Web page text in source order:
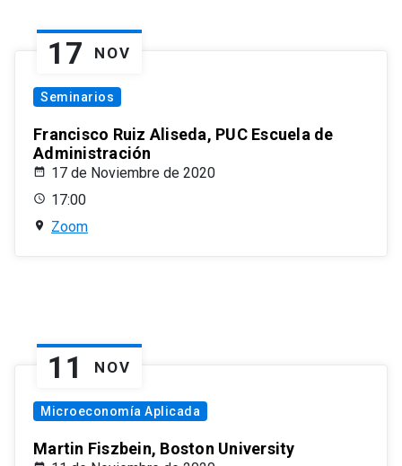
17 NOV
Seminarios
Francisco Ruiz Aliseda, PUC Escuela de
Administración
17 de Noviembre de 2020
17:00
Zoom
11 NOV
Microeconomía Aplicada
Martin Fiszbein, Boston University